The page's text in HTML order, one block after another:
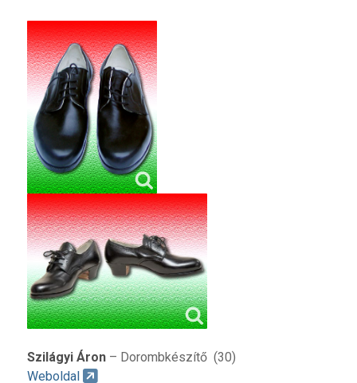
Szilágyi Áron– Dorombkészítő (30)
Weboldal